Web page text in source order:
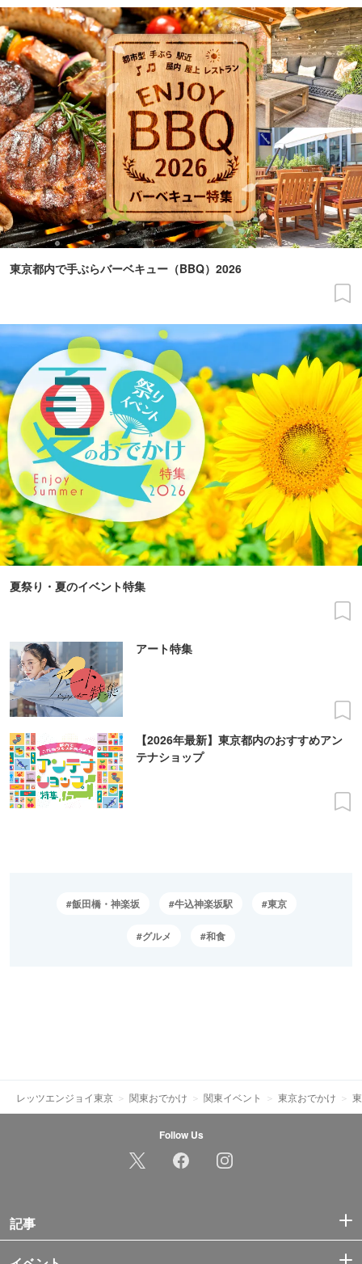
東京都内で手ぶらバーベキュー（BBQ）2026
夏祭り・夏のイベント特集
アート特集
【2026年最新】東京都内のおすすめアン
テナショップ
飯田橋・神楽坂 牛込神楽坂駅 東京
グルメ 和食
レッツエンジョイ東京 関東おでかけ 関東イベント 東京おでかけ
Follow Us
記事